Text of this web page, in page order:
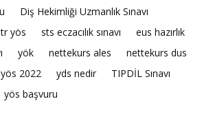
Diş Hekimliği Uzmanlık Sınavı
tr yös sts eczacılık sınavı
eus hazırlık
yök nettekurs ales
nettekurs dus
yös 2022 yds nedir
TIPDİL Sınavı
yös başvuru